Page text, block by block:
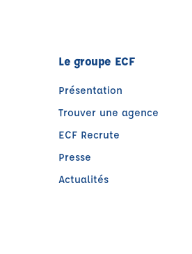
Le groupe ECF
Présentation
Trouver une agence
ECF Recrute
Presse
Actualités